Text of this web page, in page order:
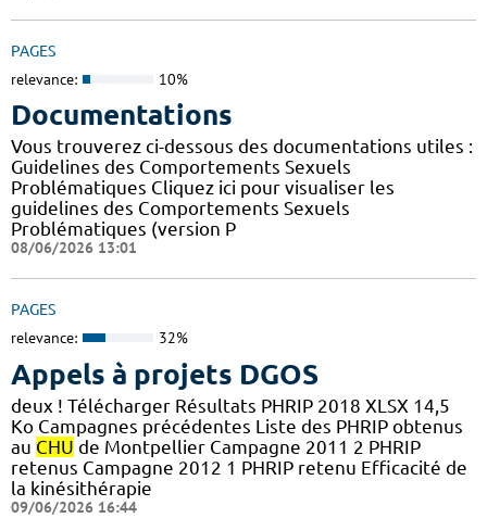
PAGES
relevance: 10%
Documentations
Vous trouverez ci-dessous des documentations utiles :
Guidelines des Comportements Sexuels
Problématiques Cliquez ici pour visualiser les
guidelines des Comportements Sexuels
Problématiques (version P
08/06/2026 13:01
PAGES
relevance: 32%
Appels à projets DGOS
deux ! Télécharger Résultats PHRIP 2018 XLSX 14,5
Ko Campagnes précédentes Liste des PHRIP obtenus
au CHU de Montpellier Campagne 2011 2 PHRIP
retenus Campagne 2012 1 PHRIP retenu Efficacité de
la kinésithérapie
09/06/2026 16:44